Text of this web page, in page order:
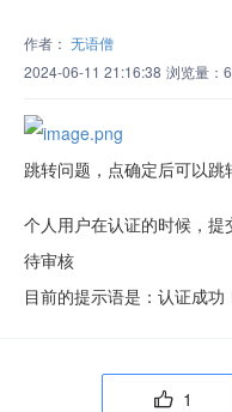
作者： 无语僧
2024-06-11 21:16:38 浏览量：
跳转问题，点确定后可以跳
个人用户在认证的时候，
待审核
目前的提示语是：认证成功
 1